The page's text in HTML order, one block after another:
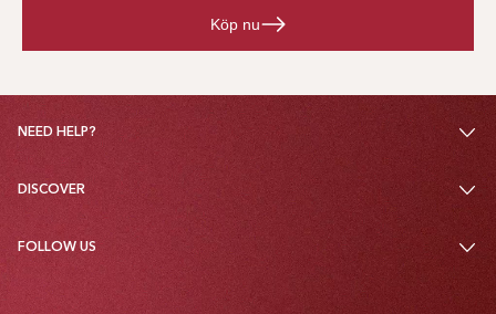
Köp nu
NEED HELP?
DISCOVER
FOLLOW US